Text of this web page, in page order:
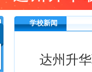
学校新闻
达州升